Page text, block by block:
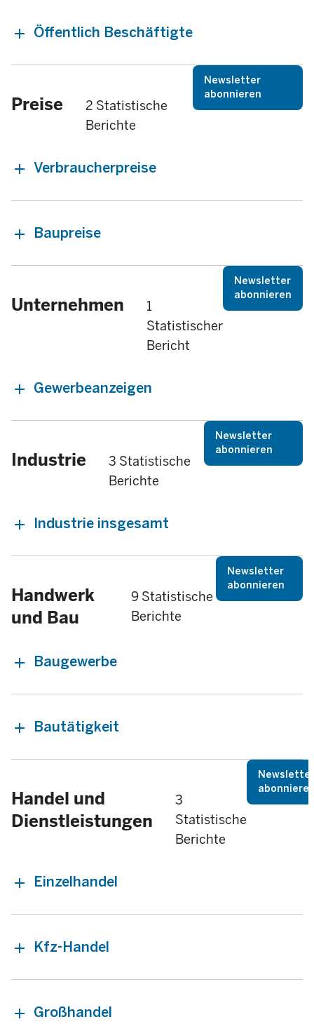
Öffentlich Beschäftigte
Preise
2 Statistische
Berichte
Newsletter
abonnieren
Verbraucherpreise
Baupreise
Unternehmen
1
Statistischer
Bericht
Newsletter
abonnieren
Gewerbeanzeigen
Industrie
3 Statistische
Berichte
Newsletter
abonnieren
Industrie insgesamt
Handwerk
und Bau
9 Statistische
Berichte
Newsletter
abonnieren
Baugewerbe
Bautätigkeit
Handel und
Dienstleistungen
3
Statistische
Berichte
Newsletter
Einzelhandel
Kfz-Handel
Großhandel